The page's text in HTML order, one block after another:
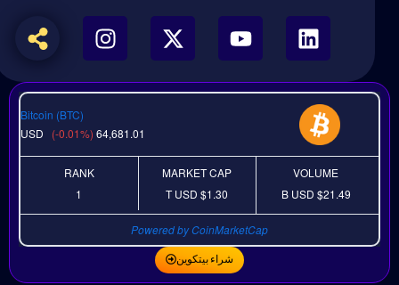
Bitcoin (BTC)
64,681.01
USD (-0.01%)
RANK
MARKET CAP
$1.30 T
USD
VOLUME
$21.49 B
USD
Powered by CoinMarketCap
شراء بيتكوين